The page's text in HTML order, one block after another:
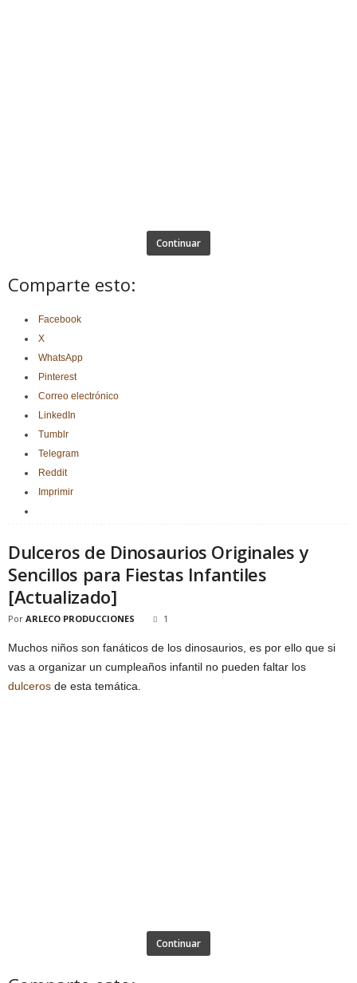
Continuar
Comparte esto:
Facebook
X
WhatsApp
Pinterest
Correo electrónico
LinkedIn
Tumblr
Telegram
Reddit
Imprimir
Dulceros de Dinosaurios Originales y
Sencillos para Fiestas Infantiles
[Actualizado]
Por ARLECO PRODUCCIONES 1
Muchos niños son fanáticos de los dinosaurios, es por ello que si
vas a organizar un cumpleaños infantil no pueden faltar los
dulceros de esta temática.
Continuar